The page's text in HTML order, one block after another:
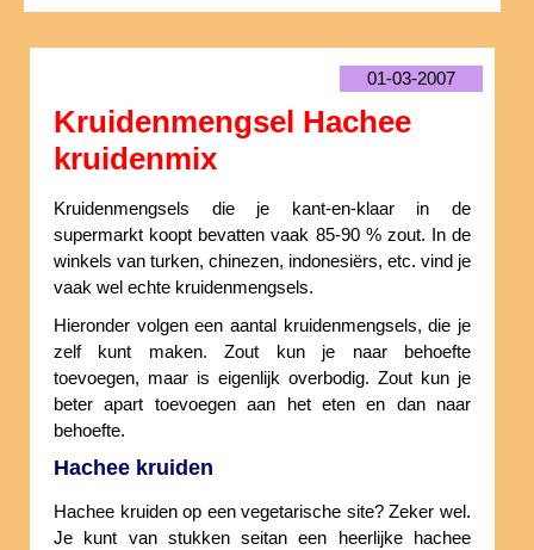
01-03-2007
Kruidenmengsel Hachee
kruidenmix
Kruidenmengsels die je kant-en-klaar in de
supermarkt koopt bevatten vaak 85-90 % zout. In de
winkels van turken, chinezen, indonesiërs, etc. vind je
vaak wel echte kruidenmengsels.
Hieronder volgen een aantal kruidenmengsels, die je
zelf kunt maken. Zout kun je naar behoefte
toevoegen, maar is eigenlijk overbodig. Zout kun je
beter apart toevoegen aan het eten en dan naar
behoefte.
Hachee kruiden
Hachee kruiden op een vegetarische site? Zeker wel.
Je kunt van stukken seitan een heerlijke hachee